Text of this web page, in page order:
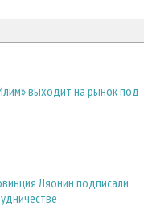
выходит на рынок под
Ляонин подписали